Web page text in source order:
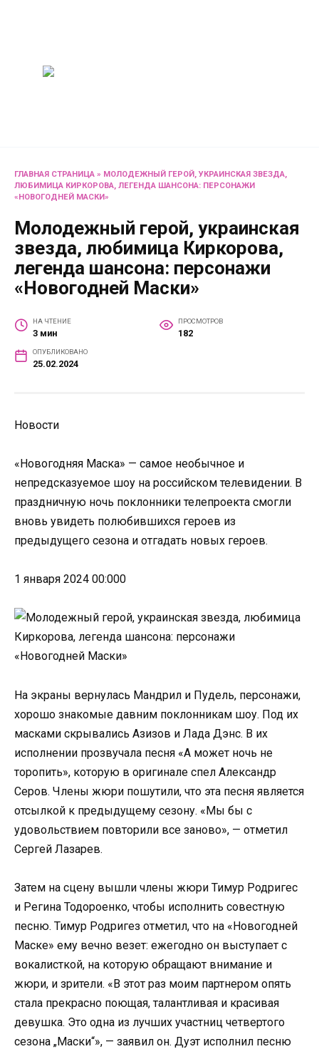
ГЛАВНАЯ СТРАНИЦА » МОЛОДЕЖНЫЙ ГЕРОЙ, УКРАИНСКАЯ ЗВЕЗДА,
ЛЮБИМИЦА КИРКОРОВА, ЛЕГЕНДА ШАНСОНА: ПЕРСОНАЖИ
«НОВОГОДНЕЙ МАСКИ»
Молодежный герой, украинская
звезда, любимица Киркорова,
легенда шансона: персонажи
«Новогодней Маски»
НА ЧТЕНИЕ
3 мин
ПРОСМОТРОВ
182
ОПУБЛИКОВАНО
25.02.2024
Новости
«Новогодняя Маска» — самое необычное и
непредсказуемое шоу на российском телевидении. В
праздничную ночь поклонники телепроекта смогли
вновь увидеть полюбившихся героев из
предыдущего сезона и отгадать новых героев.
1 января 2024 00:000
На экраны вернулась Мандрил и Пудель, персонажи,
хорошо знакомые давним поклонникам шоу. Под их
масками скрывались Азизов и Лада Дэнс. В их
исполнении прозвучала песня «А может ночь не
торопить», которую в оригинале спел Александр
Серов. Члены жюри пошутили, что эта песня является
отсылкой к предыдущему сезону. «Мы бы с
удовольствием повторили все заново», — отметил
Сергей Лазарев.
Затем на сцену вышли члены жюри Тимур Родригес
и Регина Тодороенко, чтобы исполнить совестную
песню. Тимур Родригез отметил, что на «Новогодней
Маске» ему вечно везет: ежегодно он выступает с
вокалисткой, на которую обращают внимание и
жюри, и зрители. «В этот раз моим партнером опять
стала прекрасно поющая, талантливая и красивая
девушка. Это одна из лучших участниц четвертого
сезона „Маски“», — заявил он. Дуэт исполнил песню